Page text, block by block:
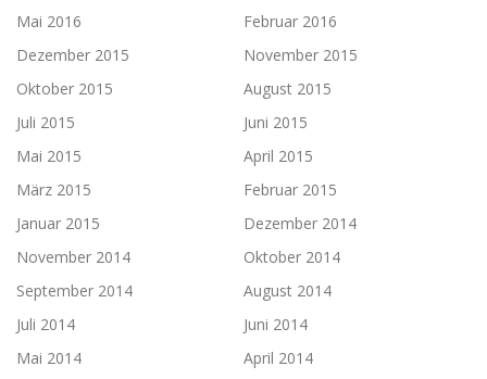
Mai 2016
Februar 2016
Dezember 2015
November 2015
Oktober 2015
August 2015
Juli 2015
Juni 2015
Mai 2015
April 2015
März 2015
Februar 2015
Januar 2015
Dezember 2014
November 2014
Oktober 2014
September 2014
August 2014
Juli 2014
Juni 2014
Mai 2014
April 2014